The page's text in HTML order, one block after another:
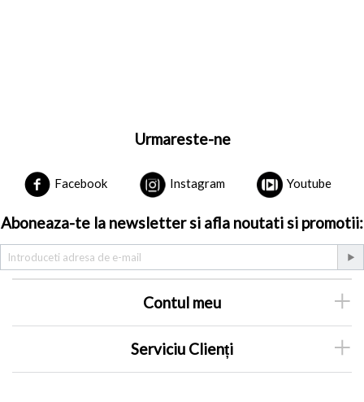
Urmareste-ne
Facebook Instagram Youtube
Aboneaza-te la newsletter si afla noutati si promotii:
Contul meu
Serviciu Clienți